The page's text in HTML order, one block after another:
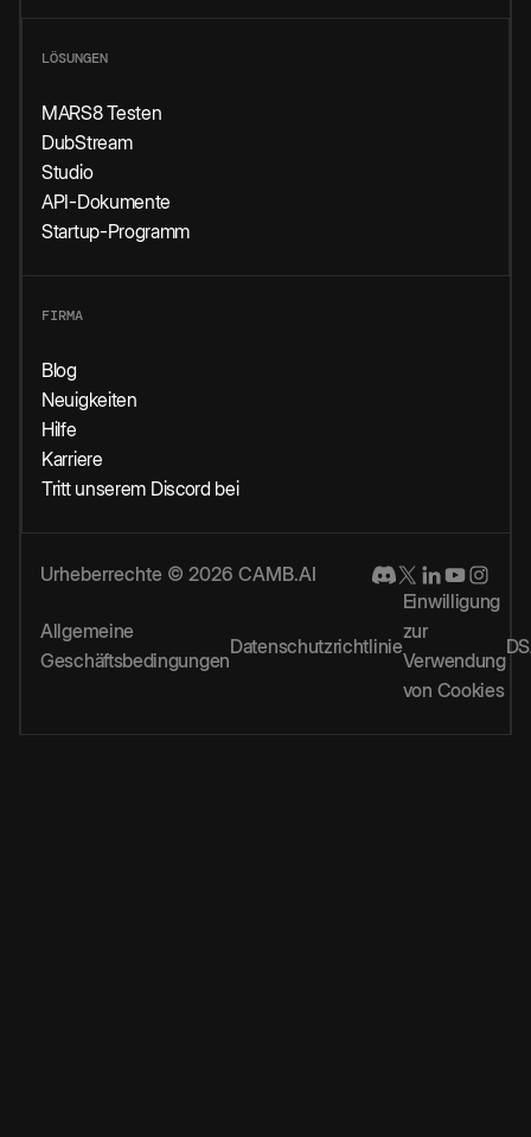
LÖSUNGEN
MARS8 Testen
DubStream
Studio
API-Dokumente
Startup-Programm
FIRMA
Blog
Neuigkeiten
Hilfe
Karriere
Tritt unserem Discord bei
Urheberrechte © 2026 CAMB.AI
Allgemeine
Geschäftsbedingungen
Datenschutzrichtlinie
Einwilligung
zur
Verwendung
von Cookies